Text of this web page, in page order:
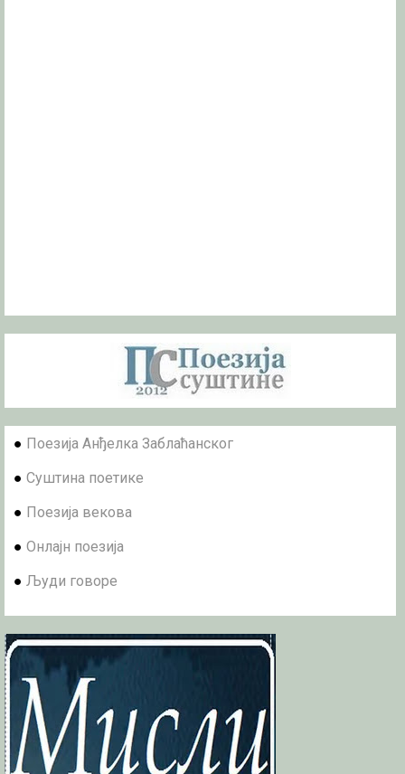
● Поезија Анђелка Заблаћанског
● Суштина поетике
● Поезија векова
● Онлајн поезија
● Људи говоре